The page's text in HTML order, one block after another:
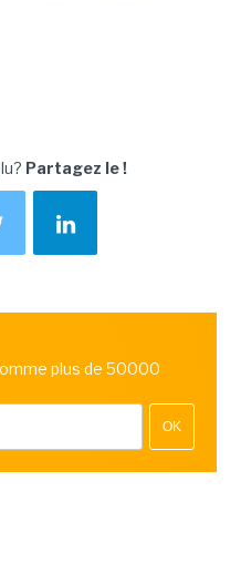
Partagez le !
plus de 50000
OK